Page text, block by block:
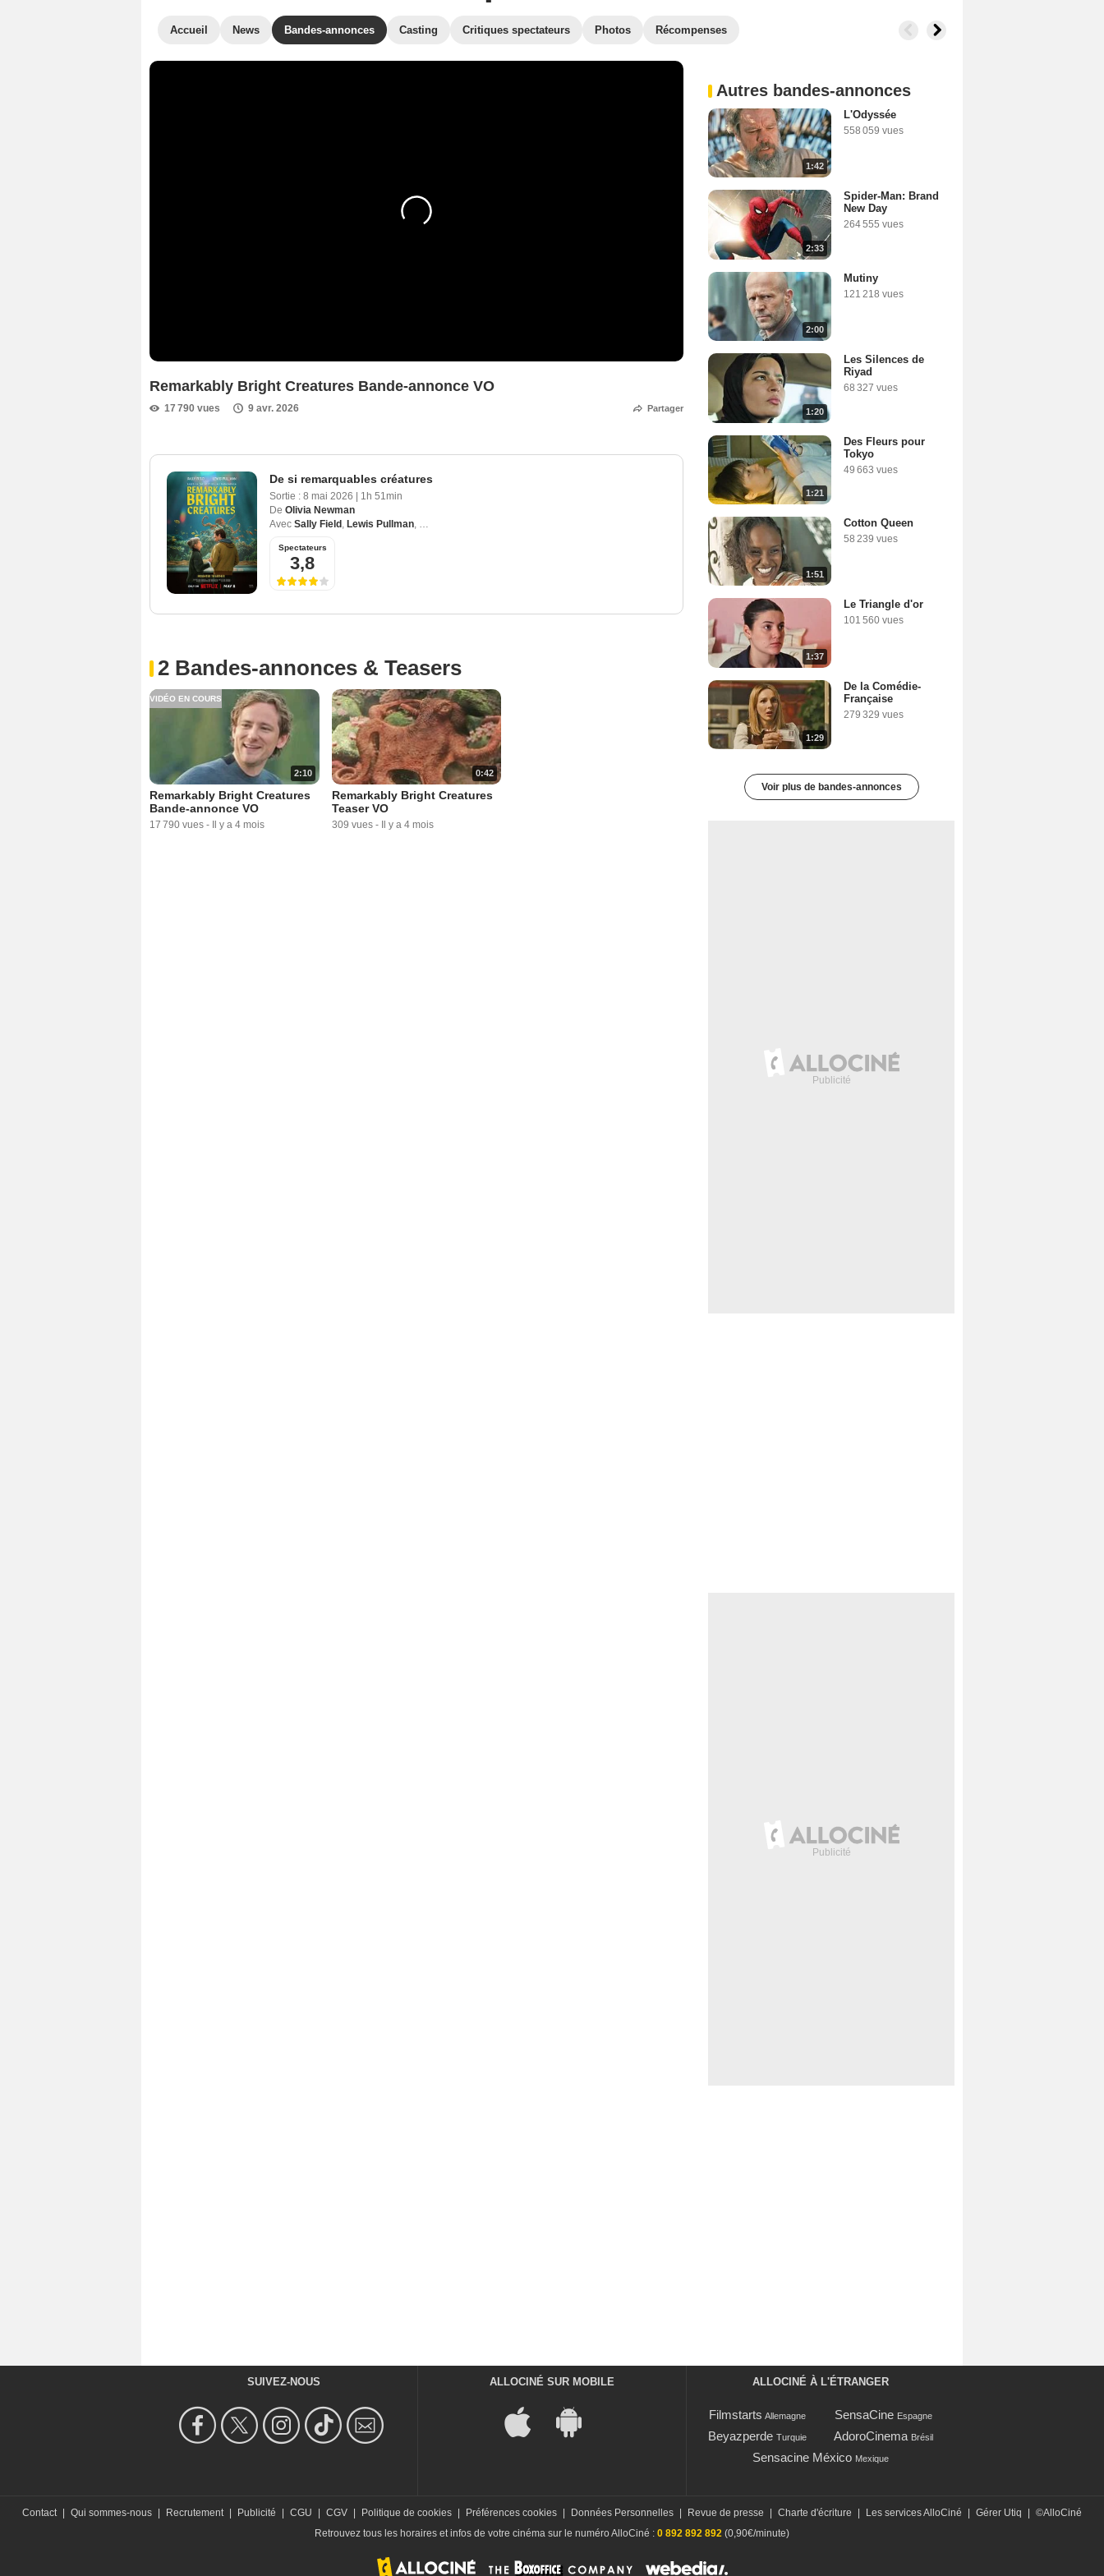
Accueil News Bandes-annonces Casting Critiques spectateurs Photos Récompenses
Remarkably Bright Creatures Bande-annonce VO
17 790 vues 9 avr. 2026 Partager
De si remarquables créatures
Sortie : 8 mai 2026
1h 51min
De Olivia Newman
Avec Sally Field , Lewis Pullman, Colm Meaney
Spectateurs
3,8
2 Bandes-annonces & Teasers
2:10
VIDÉO EN COURS
Remarkably Bright Creatures
Bande-annonce VO
17 790 vues - Il y a 4 mois
0:42
Remarkably Bright Creatures
Teaser VO
309 vues - Il y a 4 mois
Autres bandes-annonces
1:42
L'Odyssée
558 059 vues
2:33
Spider-Man: Brand
New Day
264 555 vues
2:00
Mutiny
121 218 vues
1:20
Les Silences de
Riyad
68 327 vues
1:21
Des Fleurs pour
Tokyo
49 663 vues
1:51
Cotton Queen
58 239 vues
1:37
Le Triangle d'or
101 560 vues
1:29
De la Comédie-
Française
279 329 vues
Voir plus de bandes-annonces
SUIVEZ-NOUS ALLOCINÉ SUR MOBILE ALLOCINÉ À L'ÉTRANGER
Filmstarts Allemagne SensaCine Espagne
Beyazperde Turquie AdoroCinema Brésil
Sensacine México Mexique
Contact Qui sommes-nous Recrutement Publicité CGU CGV Politique de cookies Préférences cookies Données Personnelles Revue de presse Charte d'écriture Les services AlloCiné Gérer Utiq
©AlloCiné
Retrouvez tous les horaires et infos de votre cinéma sur le numéro AlloCiné : 0 892 892 892 (0,90€/minute)